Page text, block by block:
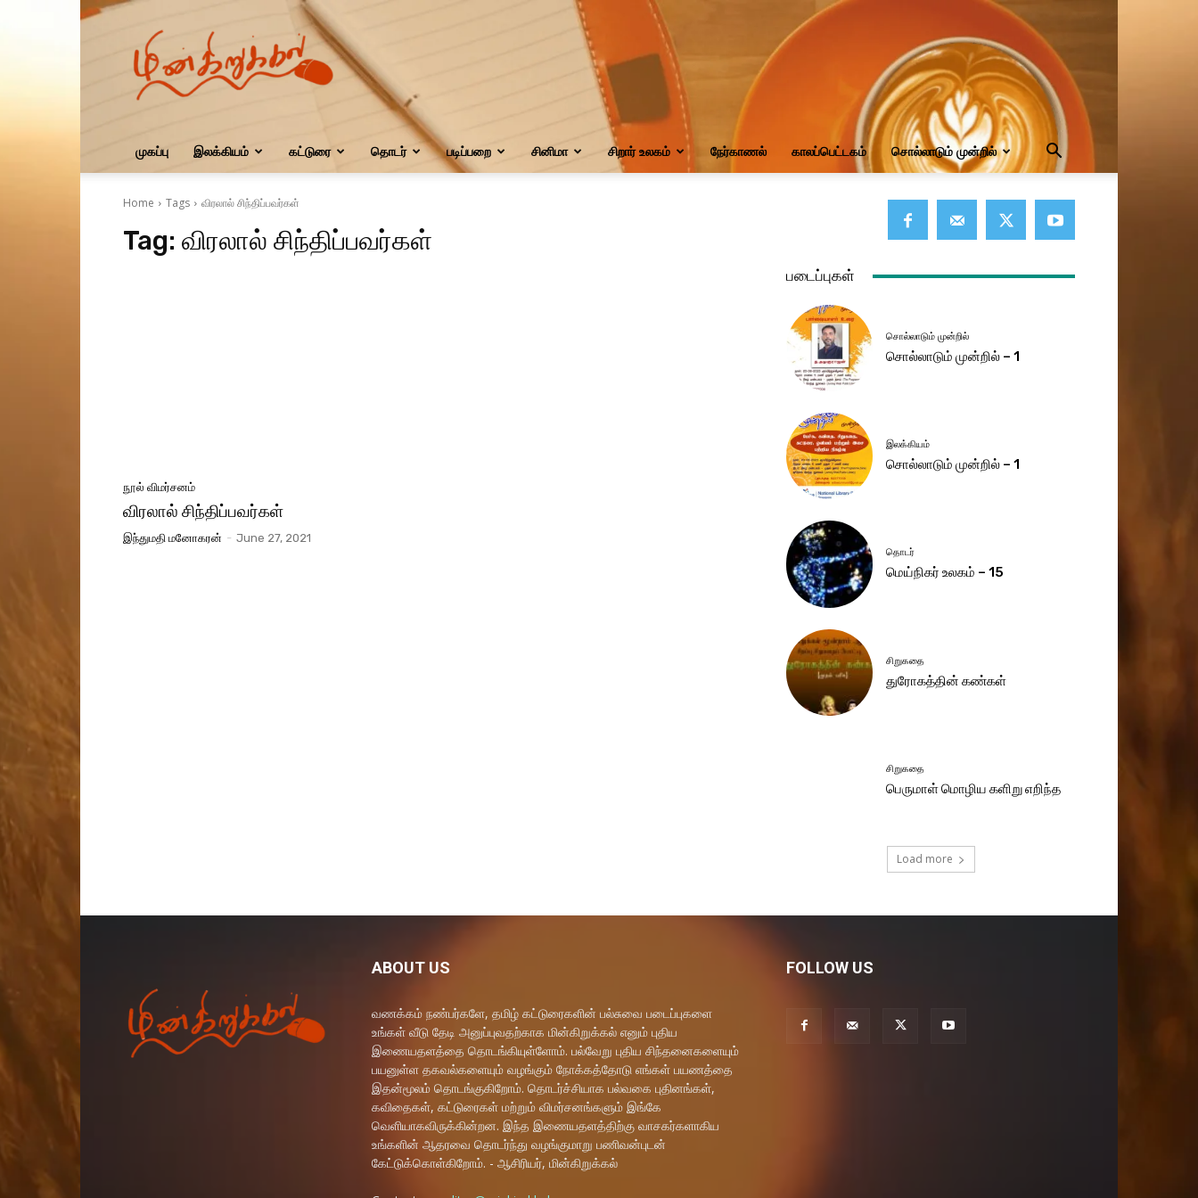
மின்கிறுக்கல்
முகப்பு இலக்கியம் கட்டுரை தொடர் படிப்பறை சினிமா சிறார் உலகம் நேர்காணல் காலப்பெட்டகம் சொல்லாடும் முன்றில்
Home Tags விரலால் சிந்திப்பவர்கள்
Tag: விரலால் சிந்திப்பவர்கள்
நூல் விமர்சனம்
விரலால் சிந்திப்பவர்கள்
இந்துமதி மனோகரன் - June 27, 2021
படைப்புகள்
சொல்லாடும் முன்றில்
சொல்லாடும் முன்றில் – 1
இலக்கியம்
சொல்லாடும் முன்றில் – 1
தொடர்
மெய்நிகர் உலகம் – 15
சிறுகதை
துரோகத்தின் கண்கள்
சிறுகதை
பெருமாள் மொழிய களிறு எறிந்த
Load more
ABOUT US
வணக்கம் நண்பர்களே, தமிழ் கட்டுரைகளின் பல்சுவை படைப்புகளை
உங்கள் வீடு தேடி அனுப்புவதற்காக மின்கிறுக்கல் எனும் புதிய
இணையதளத்தை தொடங்கியுள்ளோம். பல்வேறு புதிய சிந்தனைகளையும்
பயனுள்ள தகவல்களையும் வழங்கும் நோக்கத்தோடு எங்கள் பயணத்தை
இதன்மூலம் தொடங்குகிறோம். தொடர்ச்சியாக பல்வகை புதினங்கள்,
கவிதைகள், கட்டுரைகள் மற்றும் விமர்சனங்களும் இங்கே
வெளியாகவிருக்கின்றன. இந்த இணையதளத்திற்கு வாசகர்களாகிய
உங்களின் ஆதரவை தொடர்ந்து வழங்குமாறு பணிவன்புடன்
கேட்டுக்கொள்கிறோம். - ஆசிரியர், மின்கிறுக்கல்
FOLLOW US